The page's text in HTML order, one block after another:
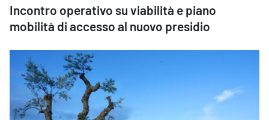
Incontro operativo su viabilità e piano
mobilità di accesso al nuovo presidio